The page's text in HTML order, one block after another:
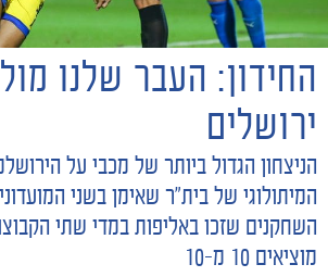
חדשות
החידון: העבר שלנו
ירושלים
הניצחון הגדול ביותר של מכבי על
המיתולוגי של בית״ר שאימן בשני
השחקנים שזכו באליפות במדי שתי
מוציאים 10 מ-10